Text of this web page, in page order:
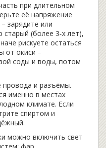
при длительном
её напряжение
зарядите или
старый (более 3‑х лет),
рискуете остаться
от окиси –
соды и воды, потом
провода и разъёмы.
именно в местах
климате. Если
спиртом и
можно включить свет